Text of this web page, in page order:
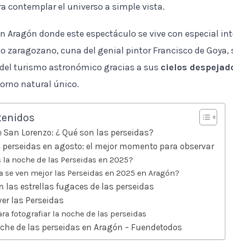
contemplar el universo a simple vista.
Aragón donde este espectáculo se vive con especial
zaragozano, cuna del genial pintor Francisco de
turismo astronómico gracias a sus cielos
natural único.
Lorenzo: ¿ Qué son las perseidas?
perseidas en agosto: el mejor momento para observar
la noche de las Perseidas en 2025?
se ven mejor las Perseidas en 2025 en Aragón?
las estrellas fugaces de las perseidas
las Perseidas
fotografiar la noche de las perseidas
de las perseidas en Aragón – Fuendetodos